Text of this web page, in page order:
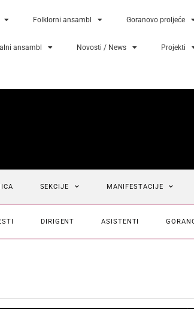
Folklorni ansambl Goranovo proljeće
ansambl Novosti / News Projekti
SEKCIJE MANIFESTACIJE
DIRIGENT ASISTENTI